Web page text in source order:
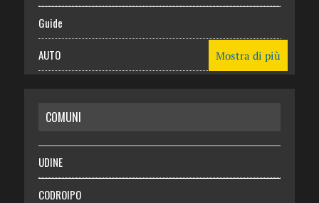
Guide
AUTO
RISPARMIO
SALUTE
Necrologie
Mostra di più
COMUNI
UDINE
CODROIPO